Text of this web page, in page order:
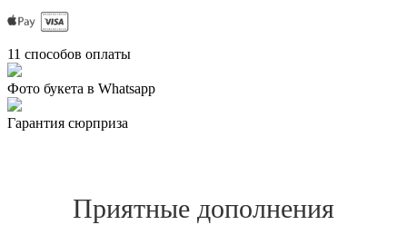
11 способов оплаты
Фото букета в Whatsapp
Гарантия сюрприза
Приятные дополнения